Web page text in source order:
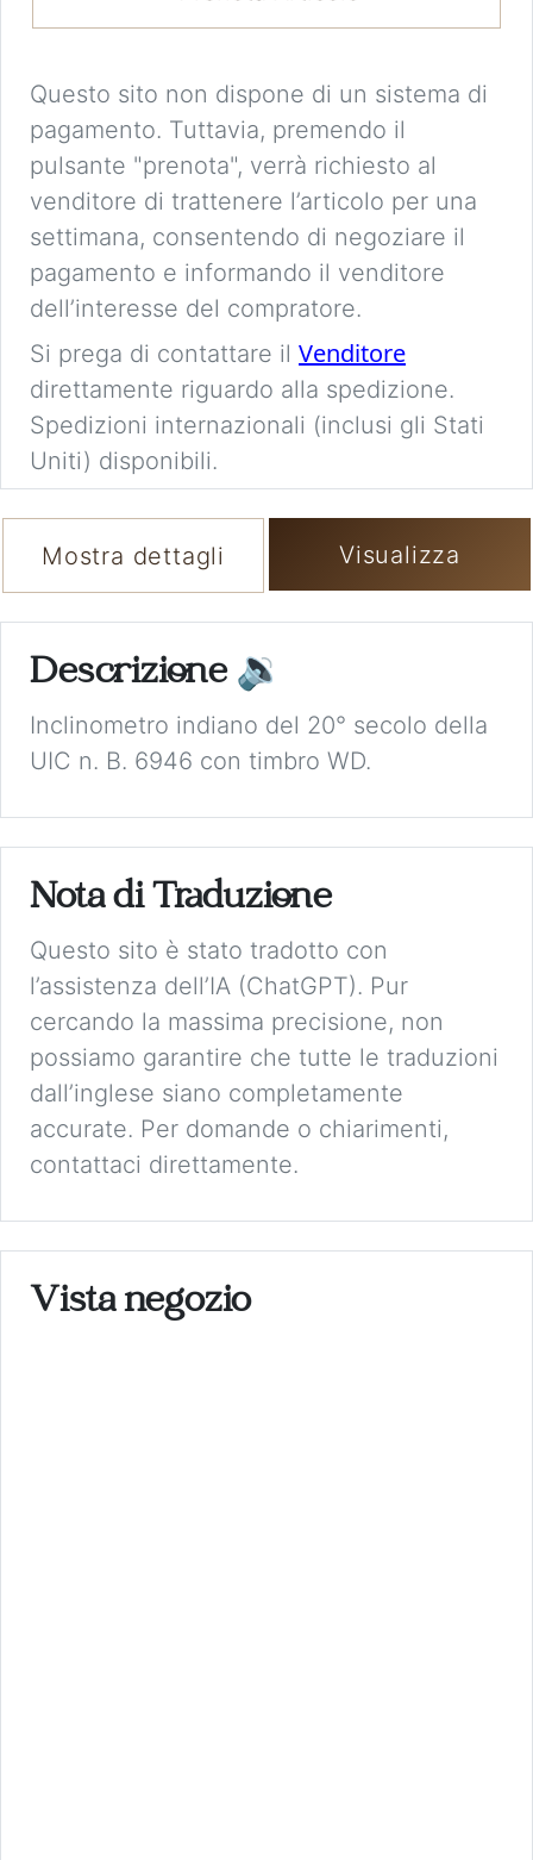
Questo sito non dispone di un sistema di
pagamento. Tuttavia, premendo il
pulsante "prenota", verrà richiesto al
venditore di trattenere l’articolo per una
settimana, consentendo di negoziare il
pagamento e informando il venditore
dell’interesse del compratore.
Si prega di contattare il Venditore
direttamente riguardo alla spedizione.
Spedizioni internazionali (inclusi gli Stati
Uniti) disponibili.
Mostra dettagli Visualizza
Descrizione 🔉
Inclinometro indiano del 20° secolo della
UIC n. B. 6946 con timbro WD.
Nota di Traduzione
Questo sito è stato tradotto con
l’assistenza dell’IA (ChatGPT). Pur
cercando la massima precisione, non
possiamo garantire che tutte le traduzioni
dall’inglese siano completamente
accurate. Per domande o chiarimenti,
contattaci direttamente.
Vista negozio